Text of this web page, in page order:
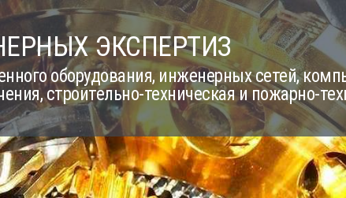
ЭКСПЕРТИЗ
оборудования, инженерных сетей,
строительно-техническая и пожарно-